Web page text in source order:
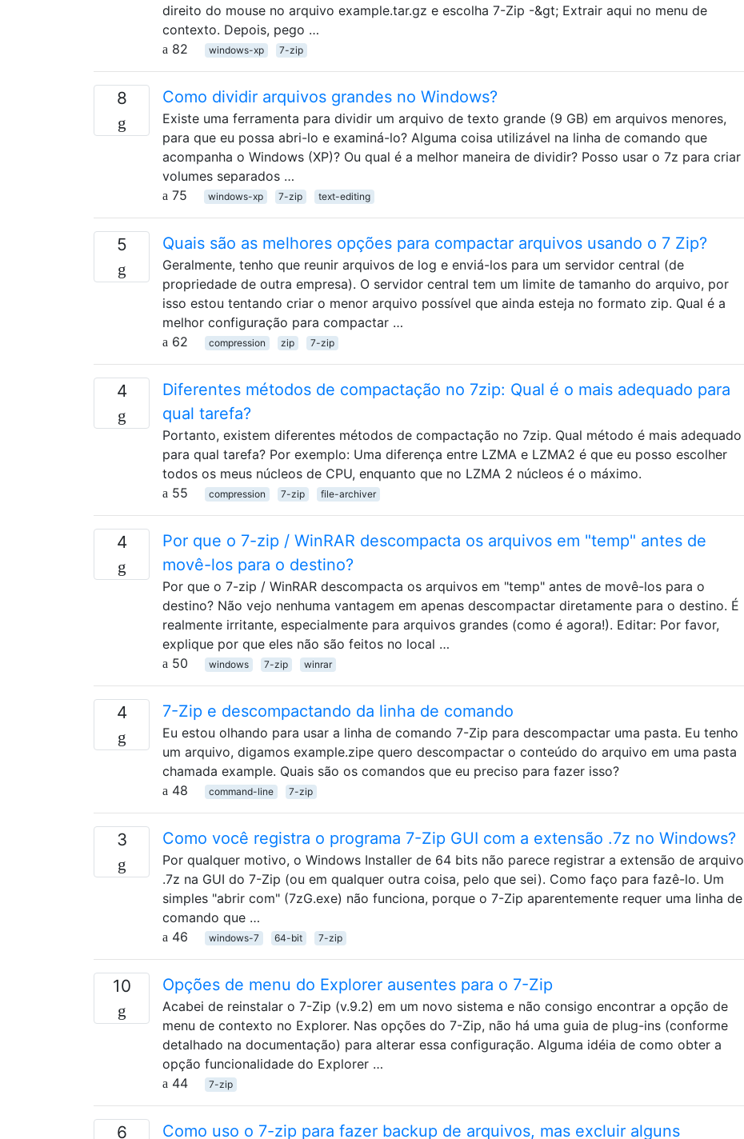
direito do mouse no arquivo example.tar.gz e escolha 7-Zip -&gt; Extrair aqui no menu de
contexto. Depois, pego …
82
windows-xp 7-zip
8 Como dividir arquivos grandes no Windows?
Existe uma ferramenta para dividir um arquivo de texto grande (9 GB) em arquivos menores,
para que eu possa abri-lo e examiná-lo? Alguma coisa utilizável na linha de comando que
acompanha o Windows (XP)? Ou qual é a melhor maneira de dividir? Posso usar o 7z para criar
volumes separados …
75
windows-xp 7-zip text-editing
5 Quais são as melhores opções para compactar arquivos usando o 7 Zip?
Geralmente, tenho que reunir arquivos de log e enviá-los para um servidor central (de
propriedade de outra empresa). O servidor central tem um limite de tamanho do arquivo, por
isso estou tentando criar o menor arquivo possível que ainda esteja no formato zip. Qual é a
melhor configuração para compactar …
62
compression zip 7-zip
4
Diferentes métodos de compactação no 7zip: Qual é o mais adequado para
qual tarefa?
Portanto, existem diferentes métodos de compactação no 7zip. Qual método é mais adequado
para qual tarefa? Por exemplo: Uma diferença entre LZMA e LZMA2 é que eu posso escolher
todos os meus núcleos de CPU, enquanto que no LZMA 2 núcleos é o máximo.
55
compression 7-zip file-archiver
4
Por que o 7-zip / WinRAR descompacta os arquivos em "temp" antes de
movê-los para o destino?
Por que o 7-zip / WinRAR descompacta os arquivos em "temp" antes de movê-los para o
destino? Não vejo nenhuma vantagem em apenas descompactar diretamente para o destino. É
realmente irritante, especialmente para arquivos grandes (como é agora!). Editar: Por favor,
explique por que eles não são feitos no local …
50
windows 7-zip winrar
4 7-Zip e descompactando da linha de comando
Eu estou olhando para usar a linha de comando 7-Zip para descompactar uma pasta. Eu tenho
um arquivo, digamos example.zipe quero descompactar o conteúdo do arquivo em uma pasta
chamada example. Quais são os comandos que eu preciso para fazer isso?
48
command-line 7-zip
3 Como você registra o programa 7-Zip GUI com a extensão .7z no Windows?
Por qualquer motivo, o Windows Installer de 64 bits não parece registrar a extensão de arquivo
.7z na GUI do 7-Zip (ou em qualquer outra coisa, pelo que sei). Como faço para fazê-lo. Um
simples "abrir com" (7zG.exe) não funciona, porque o 7-Zip aparentemente requer uma linha de
comando que …
46
windows-7 64-bit 7-zip
10 Opções de menu do Explorer ausentes para o 7-Zip
Acabei de reinstalar o 7-Zip (v.9.2) em um novo sistema e não consigo encontrar a opção de
menu de contexto no Explorer. Nas opções do 7-Zip, não há uma guia de plug-ins (conforme
detalhado na documentação) para alterar essa configuração. Alguma idéia de como obter a
opção funcionalidade do Explorer …
44
7-zip
6
Como uso o 7-zip para fazer backup de arquivos, mas excluir alguns